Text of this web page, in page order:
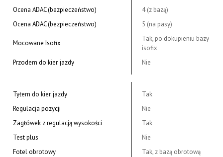
Ocena ADAC (bezpieczeństwo)
4 (z bazą)
Ocena ADAC (bezpieczeństwo)
5 (na pasy)
Mocowane Isofix
Tak, po dokupieniu bazy
isofix
Przodem do kier. jazdy
Nie
Tyłem do kier. jazdy
Tak
Regulacja pozycji
Nie
Zagłówek z regulacją wysokości
Tak
Test plus
Nie
Fotel obrotowy
Tak, z bazą obrotową